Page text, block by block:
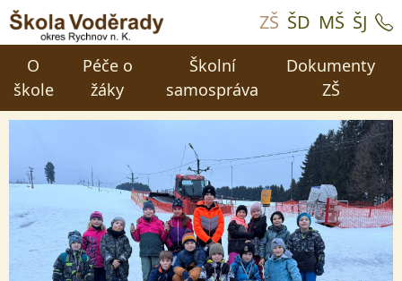
ZŠ ŠD MŠ ŠJ
O
škole
Péče o
žáky
Školní
samospráva
Dokumenty
ZŠ